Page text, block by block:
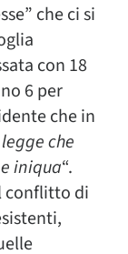
che ci si
con 18
6 per
che in
che
iniqua“.
conflitto di